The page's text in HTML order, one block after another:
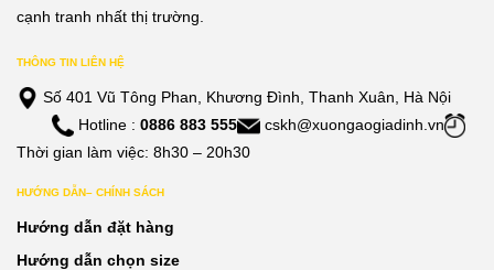
cạnh tranh nhất thị trường.
THÔNG TIN LIÊN HỆ
Số 401 Vũ Tông Phan, Khương Đình, Thanh Xuân, Hà Nội
Hotline : 0886 883 555
cskh@xuongaogiadinh.vn
Thời gian làm việc: 8h30 – 20h30
HƯỚNG DẪN– CHÍNH SÁCH
Hướng dẫn đặt hàng
Hướng dẫn chọn size